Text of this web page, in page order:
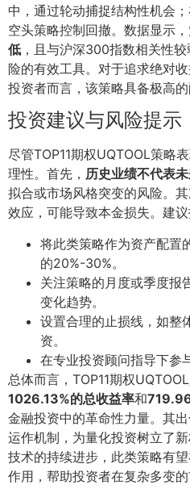
中，通过轮动捕捉结构性机会
空头策略控制回撤。数据显示
低 ，且与沪深300指数相关性
险的有效工具。对于追求绝对
投资者而言，该策略具备极高的
投资建议与风险提示
尽管TOP11期权UQTOOL策略
理性。首先， 历史业绩不代表
拟合或市场风格突变的风险。
效应，可能导致本金损失。建议
将此类策略作为资产配置
的20%-30%。
关注策略的月度或季度报
变化趋势。
设置合理的止损线，如整
资。
在专业投资顾问指导下参
总体而言，TOP11期权
1026.13%的总收益率和
金融投资中的革命性力量。其
运作机制，为量化投资树立了
技术的持续进步，此类策略有
作用，帮助投资者在复杂多变